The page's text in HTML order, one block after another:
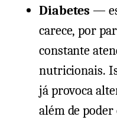
Diabetes —
carece, por
constante
nutricionais.
já provoca
além de